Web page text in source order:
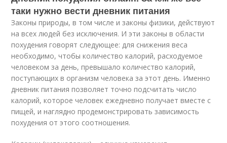
таки нужно вести дневник питания
Законы природы, в том числе и законы физики, действуют
на всех людей без исключения. И эти законы в области
похудения говорят следующее: для снижения веса
необходимо, чтобы количество калорий, расходуемое
человеком за день, превышало количество калорий,
поступающих в организм человека за этот день. Именно
дневник питания позволяет точно подсчитать число
калорий, которое человек ежедневно получает вместе с
пищей, и наглядно продемонстрировать зависимость
похудения от этого соотношения.